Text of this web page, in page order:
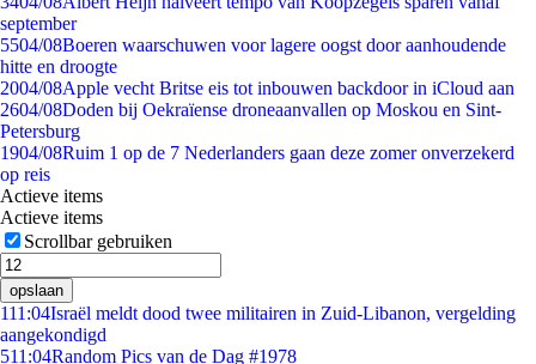
september
5504/08Boeren waarschuwen voor lagere oogst door aanhoudende
hitte en droogte
2004/08Apple vecht Britse eis tot inbouwen backdoor in iCloud aan
2604/08Doden bij Oekraïense droneaanvallen op Moskou en Sint-
Petersburg
1904/08Ruim 1 op de 7 Nederlanders gaan deze zomer onverzekerd
op reis
Actieve items
Actieve items
Scrollbar gebruiken
opslaan
111:04Israël meldt dood twee militairen in Zuid-Libanon, vergelding
aangekondigd
511:04Random Pics van de Dag #1978